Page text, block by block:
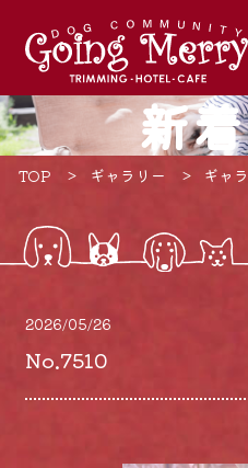
新
TOP ギャラリー ギャ
2026/05/26
No.7510